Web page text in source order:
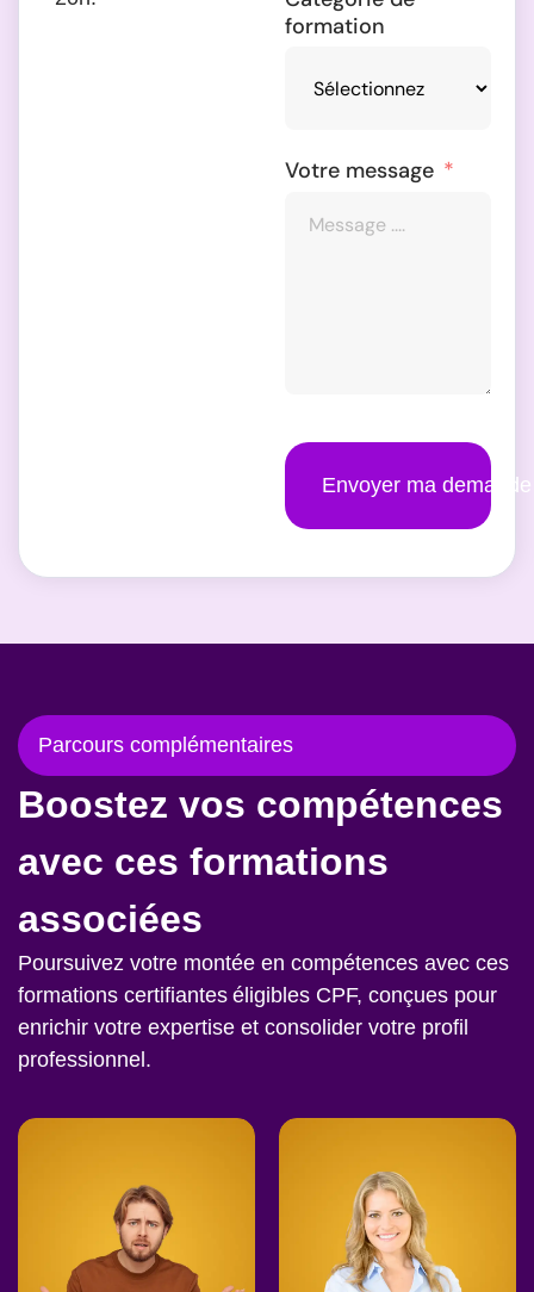
formation
Votre message
Envoyer ma demande
Parcours complémentaires
Boostez vos compétences
avec ces formations
associées
Poursuivez votre montée en compétences avec ces
formations certifiantes éligibles CPF, conçues pour
enrichir votre expertise et consolider votre profil
professionnel.